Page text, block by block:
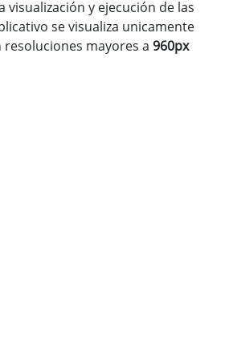
visualización y ejecución de las
se visualiza unicamente
resoluciones mayores a 960px